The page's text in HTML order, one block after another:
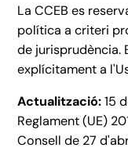
La CCEB es
política a criteri
de jurisprudència.
explícitament a
Actualització:15
Reglament (UE)
Consell de 27